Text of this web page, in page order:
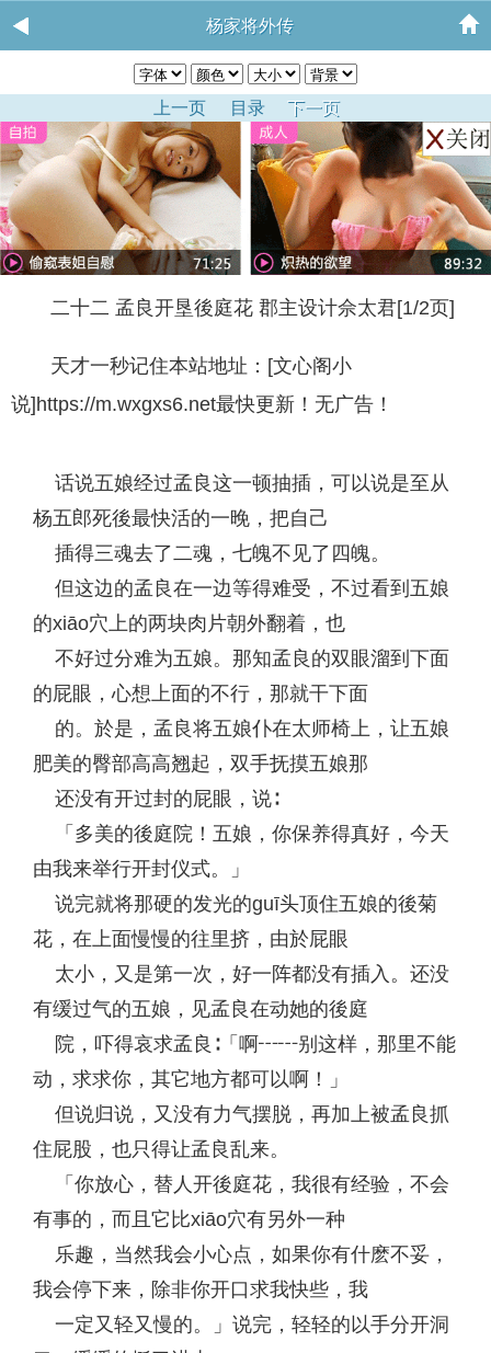
杨家将外传
上一页 目录 下一页
二十二 孟良开垦後庭花 郡主设计佘太君[1/2页]
天才一秒记住本站地址：[文心阁小
说]https://m.wxgxs6.net最快更新！无广告！
话说五娘经过孟良这一顿抽插，可以说是至从
杨五郎死後最快活的一晚，把自己
插得三魂去了二魂，七魄不见了四魄。
但这边的孟良在一边等得难受，不过看到五娘
的xiāo穴上的两块肉片朝外翻着，也
不好过分难为五娘。那知孟良的双眼溜到下面
的屁眼，心想上面的不行，那就干下面
的。於是，孟良将五娘仆在太师椅上，让五娘
肥美的臀部高高翘起，双手抚摸五娘那
还没有开过封的屁眼，说∶
「多美的後庭院！五娘，你保养得真好，今天
由我来举行开封仪式。」
说完就将那硬的发光的guī头顶住五娘的後菊
花，在上面慢慢的往里挤，由於屁眼
太小，又是第一次，好一阵都没有插入。还没
有缓过气的五娘，见孟良在动她的後庭
院，吓得哀求孟良∶「啊┅┅别这样，那里不能
动，求求你，其它地方都可以啊！」
但说归说，又没有力气摆脱，再加上被孟良抓
住屁股，也只得让孟良乱来。
「你放心，替人开後庭花，我很有经验，不会
有事的，而且它比xiāo穴有另外一种
乐趣，当然我会小心点，如果你有什麽不妥，
我会停下来，除非你开口求我快些，我
一定又轻又慢的。」说完，轻轻的以手分开洞